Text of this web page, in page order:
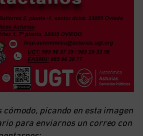
cómodo, picando en esta imagen
para enviarnos un correo con